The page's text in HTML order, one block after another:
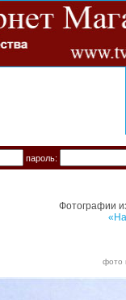
пароль:
Фотографии
фото